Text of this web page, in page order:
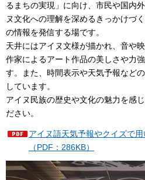
るまちの実現」に向け、市民や国内
ヌ文化への理解を深めるきっかけづ
の情報を発信する場です。
天井にはアイヌ文様が描かれ、音や
作家によるアート作品の美しさや力
す。また、時間表示や天気予報など
しています。
アイヌ民族の歴史や文化の魅力を感
ださい。
アイヌ語天気予報やクイズで
（PDF：286KB）